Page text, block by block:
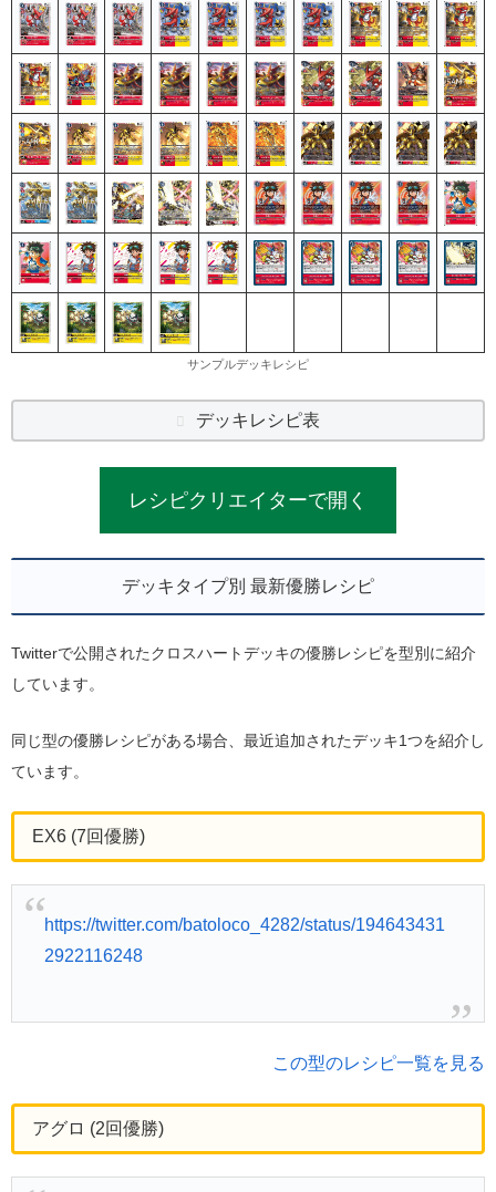
サンプルデッキレシピ
デッキレシピ表
レシピクリエイターで開く
デッキタイプ別 最新優勝レシピ
Twitterで公開されたクロスハートデッキの優勝レシピを型別に紹介
しています。
同じ型の優勝レシピがある場合、最近追加されたデッキ1つを紹介し
ています。
EX6 (7回優勝)
https://twitter.com/batoloco_4282/status/194643431
2922116248
この型のレシピ一覧を見る
アグロ (2回優勝)